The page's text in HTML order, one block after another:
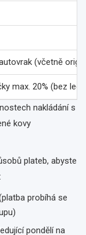
(včetně
max. 20% (bez
nakládání s
kovy
plateb, abyste
probíhá se
pondělí na